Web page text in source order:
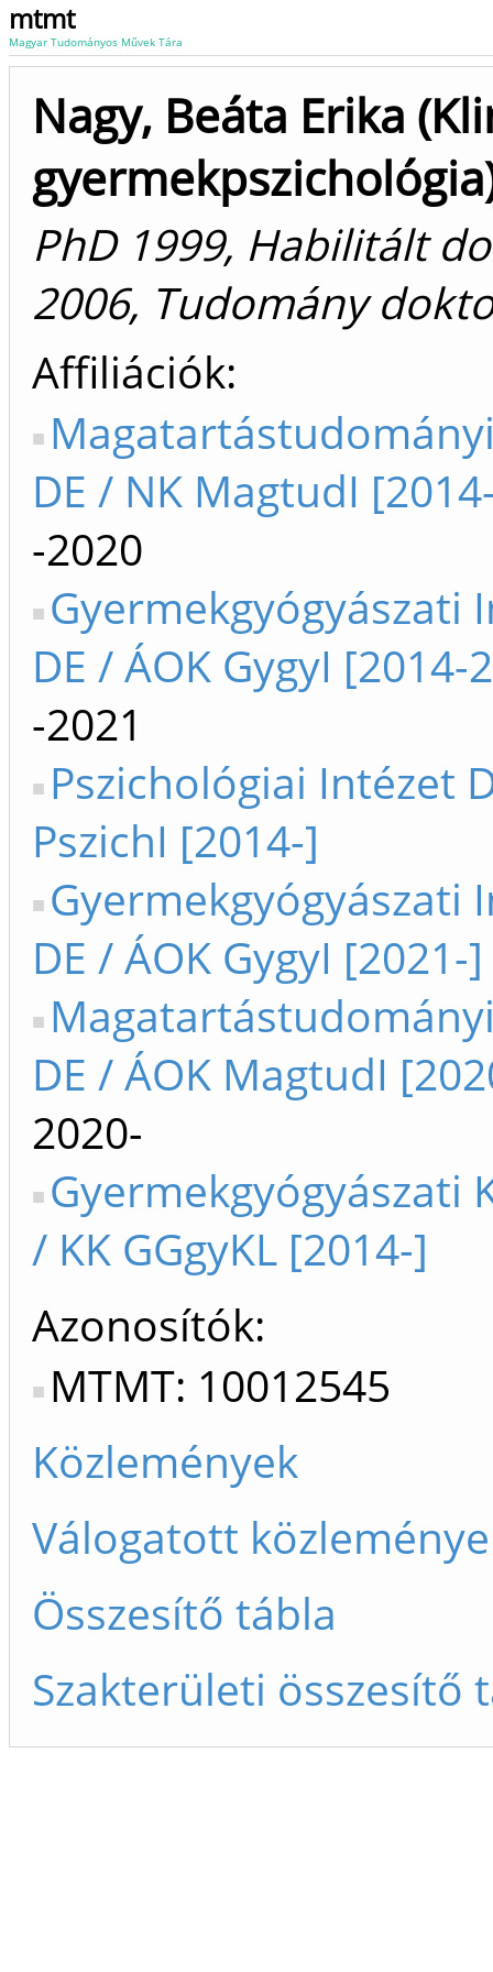
mtmt
Magyar Tudományos Művek Tára
Nagy, Beáta Erika
PhD 1999, Habilitált
2006, Tudomány
Affiliációk
DE / NK MagtudI
-2020
Gyermekgyógyászati
DE / ÁOK GygyI [2014-
-2021
Pszichológiai Intézet
PszichI [2014-]
Gyermekgyógyászati
DE / ÁOK GygyI [2021-]
DE / ÁOK MagtudI
2020-
Gyermekgyógyászati
/ KK GGgyKL [2014-]
Azonosítók
MTMT: 10012545
Közlemények
Válogatott
Összesítő tábla
Szakterületi összesítő